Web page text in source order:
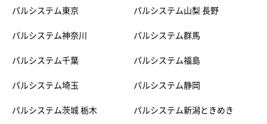
パルシステム東京
パルシステム神奈川
パルシステム千葉
パルシステム埼玉
パルシステム茨城 栃木
パルシステム山梨 長野
パルシステム群馬
パルシステム福島
パルシステム静岡
パルシステム新潟ときめき